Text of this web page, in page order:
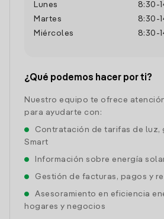
Lunes
8:30 -
Martes
8:30 -
Miércoles
8:30 -
¿Qué podemos hacer por ti?
Nuestro equipo te ofrece
para ayudarte con:
Contratación de tarifas de luz,
Smart
Información sobre energía
Gestión de facturas, pagos y
Asesoramiento en eficiencia
hogares y negocios